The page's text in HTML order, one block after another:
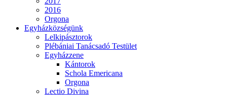
2016
Orgona
Egyházközségünk
Lelkipásztorok
Plébániai Tanácsadó Testület
Egyházzene
Kántorok
Schola Emericana
Orgona
Lectio Divina